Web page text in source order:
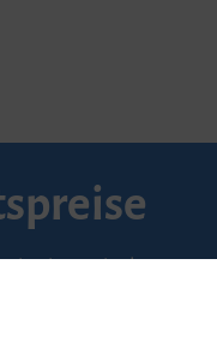
Eintrittspreise betragen
für Schülerinnen und
gegen Vorlage